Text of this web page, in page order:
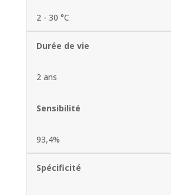
2 - 30 °C
Durée de vie
2 ans
Sensibilité
93,4%
Spécificité